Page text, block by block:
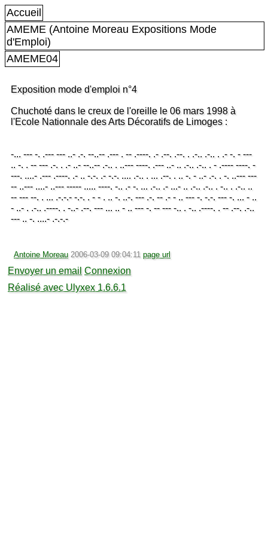
Accueil
AMEME (Antoine Moreau Expositions Mode
d'Emploi)
AMEME04
Exposition mode d'emploi n°4
Chuchoté dans le creux de l'oreille le 06 mars 1998 à
l'Ecole Nationnale des Arts Décoratifs de Limoges :
-... --- -. .--- --- ..- .-. --..-- .--- . -- .----. .- .--. .--. . .-.. .-.. . .- -. - ---
.. -. . -- --- .-. . .- ..- --..-- .-.. . ..--- ----. .--- ..- .. .-.. .-.. . - .---- ----. -
---. ....- .--- .----. .- .. -.-. .- -.-. .... .-.. . ... .--. . .. -. - ..- .-. . -. ..--- ---
-- ..--- ....- ..--- ----- ..... ----. -.. .- -. ... .-.. .- ...- .. .-.. .-.. . -.. . .-.. ..
-- --- --. . ... .-.-.- -.-. . - - . .. -. ..-. --- .-. -- .- - .. --- -. -.-. --- -. ... - ..
- ..- . .-.. .----. . -..- .--. --- ... .. - .. --- -. -- --- -.. . -.. .----. . -- .--. .-..
--- .. -. ....- .-.-.-
Antoine Moreau 2006-03-09 09:04:11 page url
Envoyer un email Connexion
Réalisé avec Ulyxex 1.6.6.1